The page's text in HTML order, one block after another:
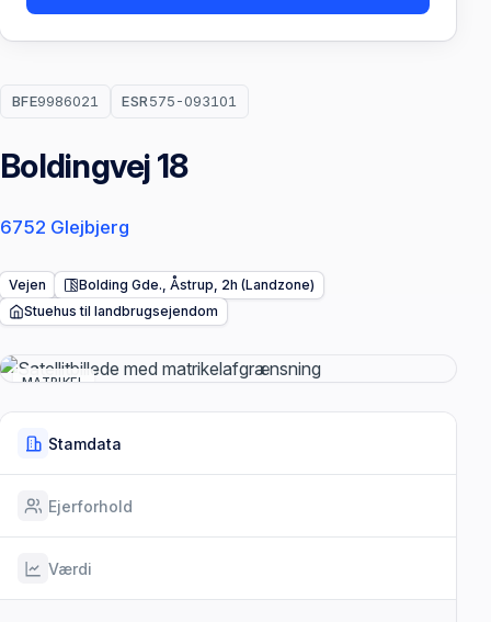
BFE9986021 ESR575-093101
Boldingvej 18
6752 Glejbjerg
Vejen
Bolding Gde., Åstrup, 2h (Landzone)
Stuehus til landbrugsejendom
MATRIKEL
Stamdata
Ejerforhold
Værdi